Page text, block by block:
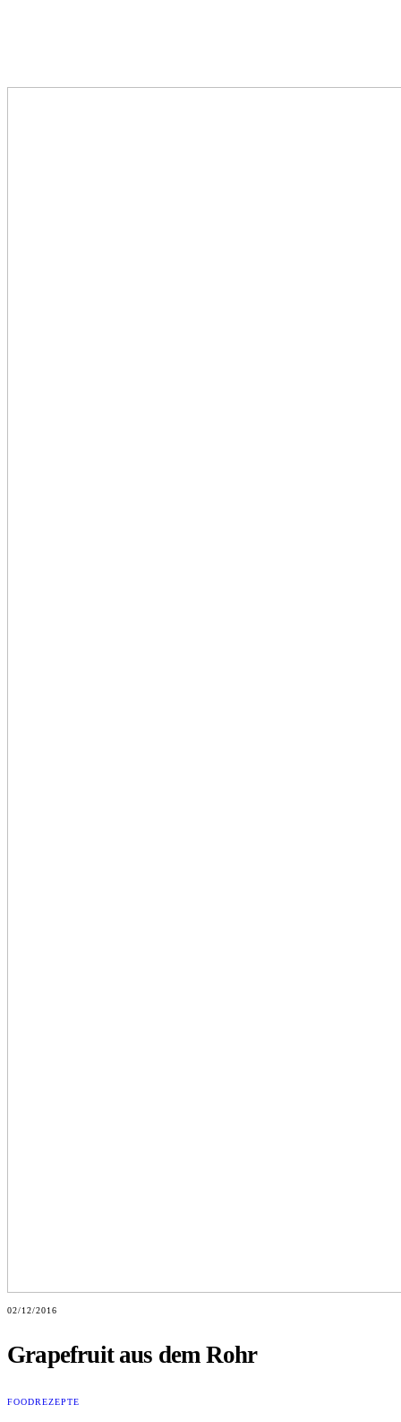
02/12/2016
Grapefruit aus dem Rohr
FOODREZEPTE